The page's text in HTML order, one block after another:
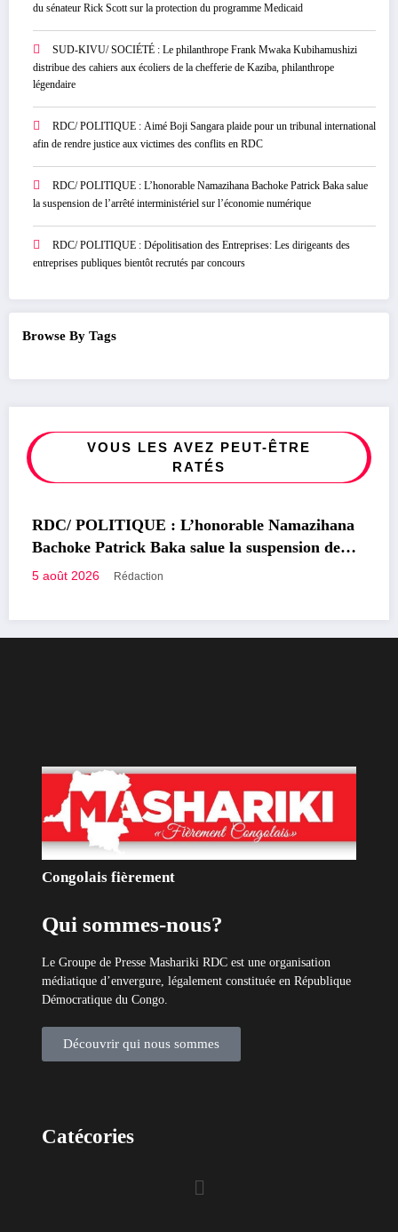
du sénateur Rick Scott sur la protection du programme Medicaid
SUD-KIVU/ SOCIÉTÉ : Le philanthrope Frank Mwaka Kubihamushizi
distribue des cahiers aux écoliers de la chefferie de Kaziba, philanthrope
légendaire
RDC/ POLITIQUE : Aimé Boji Sangara plaide pour un tribunal international
afin de rendre justice aux victimes des conflits en RDC
RDC/ POLITIQUE : L’honorable Namazihana Bachoke Patrick Baka salue
la suspension de l’arrêté interministériel sur l’économie numérique
RDC/ POLITIQUE : Dépolitisation des Entreprises: Les dirigeants des
entreprises publiques bientôt recrutés par concours
Browse By Tags
VOUS LES AVEZ PEUT-ÊTRE
RATÉS
Namazihana
suspension de
POLITIQUE
RDC/ POLITIQUE :
Entreprises: Les dirigeants
Congolais fièrement
Qui sommes-nous?
Le Groupe de Presse Mashariki RDC est une organisation
médiatique d’envergure, légalement constituée en République
Démocratique du Congo.
Découvrir qui nous sommes
Catécories